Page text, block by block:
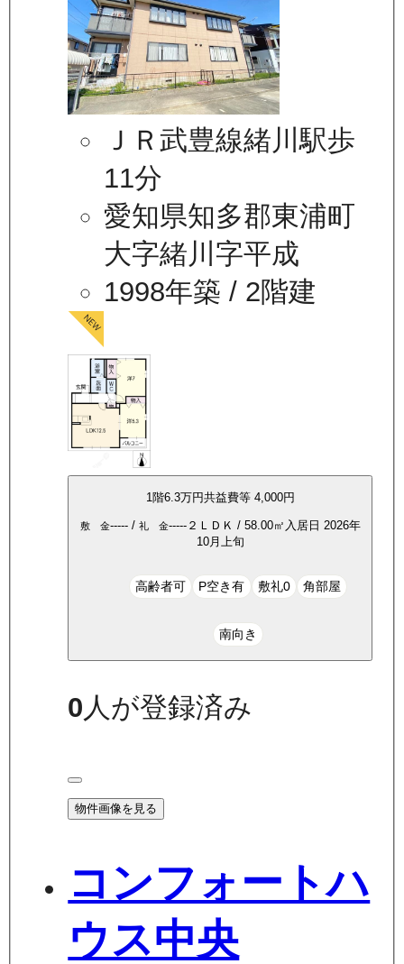
ＪＲ武豊線緒川駅歩
11分
愛知県知多郡東浦町
大字緒川字平成
1998年築 / 2階建
1階6.3万円共益費等 4,000円
敷 金-----/ 礼 金-----２ＬＤＫ / 58.00㎡ 入居日 2026年
10月上旬
高齢者可 P空き有 敷礼0 角部屋
南向き
0人が登録済み
物件画像を見る
コンフォートハ
ウス中央